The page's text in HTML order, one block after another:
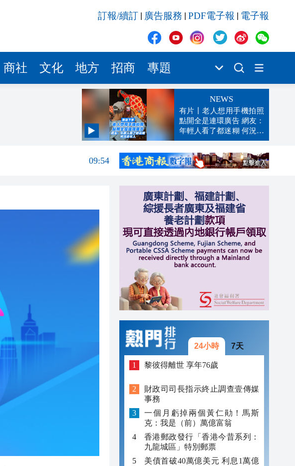
訂報/續訂 廣告服務 PDF電子報 電子報
商社 文化 地方 招商 專題
NEWS
有片丨老人想用手機拍照
點開全是連環廣告 網友：
年輕人看了都迷糊 何況老
年人
09:51
09:47
09:41
24小時 7天
黎彼得離世 享年76歲
財政司司長指示終止調查壹傳媒
事務
一個月虧掉兩個黃仁勛！馬斯
克：我是（前）萬億富翁
香港郵政發行「香港今昔系列：
九龍城區」特別郵票
美債首破40萬億美元 利息1萬億